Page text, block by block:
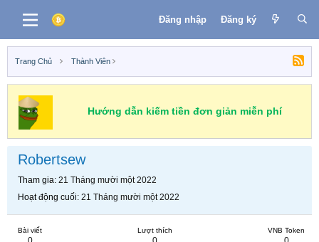
Đăng nhập Đăng ký
Trang Chủ Thành Viên
Hướng dẫn kiếm tiền đơn giản miễn phí
Robertsew
Tham gia 21 Tháng mười một 2022
Hoạt động cuối 21 Tháng mười một 2022
Bài viết Lượt thích VNB Token